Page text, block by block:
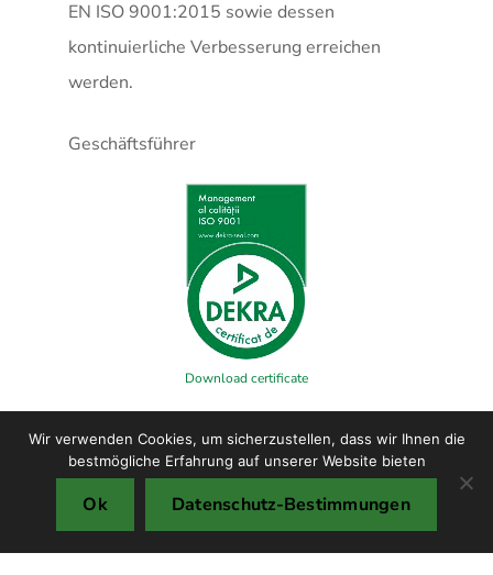
EN ISO 9001:2015 sowie dessen
kontinuierliche Verbesserung erreichen
werden.
Geschäftsführer
Download certificate
Wir verwenden Cookies, um sicherzustellen, dass wir Ihnen die
bestmögliche Erfahrung auf unserer Website bieten
Ok Datenschutz-Bestimmungen